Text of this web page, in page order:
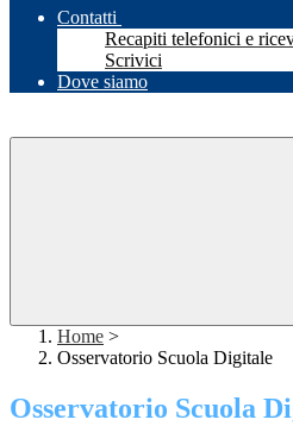
Contatti
Recapiti telefonici e
Scrivici
Dove siamo
Home >
Osservatorio Scuola Digitale
Osservatorio Scuola